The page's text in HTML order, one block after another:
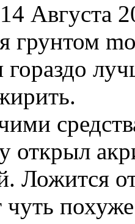
14 Августа
грунтом
открыл
Ложится